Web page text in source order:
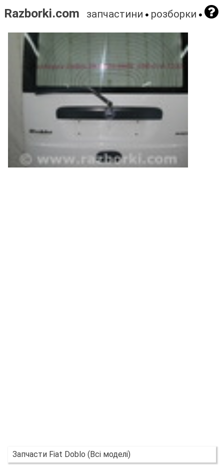
Razborki.com запчастини розборки
Запчасти Fiat Doblo (Всі моделі)